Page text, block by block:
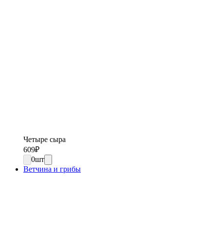
Четыре сыра
609₽
0шт
Ветчина и грибы